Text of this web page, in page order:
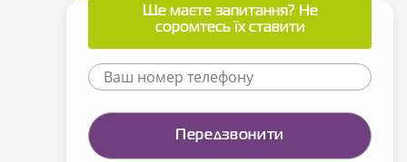
Ще маєте запитання? Не
соромтесь їх ставити